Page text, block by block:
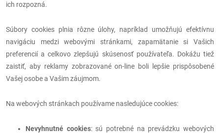
ich rozpozná.
Súbory cookies plnia rôzne úlohy, napríklad umožňujú efektívnu
navigáciu medzi webovými stránkami, zapamätanie si Vašich
preferencií a celkovo zlepšujú skúsenosť používateľa. Dokážu tiež
zaistiť, aby reklamy zobrazované on-line boli lepšie prispôsobené
Vašej osobe a Vašim záujmom.
Na webových stránkach používame nasledujúce cookies:
Nevyhnutné cookies: sú potrebné na prevádzku webových